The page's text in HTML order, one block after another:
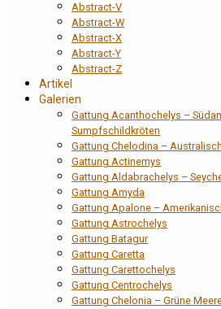
Abstract-V
Abstract-W
Abstract-X
Abstract-Y
Abstract-Z
Artikel
Galerien
Gattung Acanthochelys –
Sumpfschildkröten
Gattung Chelodina –
Gattung Actinemys
Gattung Aldabrachelys –
Gattung Amyda
Gattung Apalone –
Gattung Astrochelys
Gattung Batagur
Gattung Caretta
Gattung Carettochelys
Gattung Centrochelys
Gattung Chelonia – Grüne